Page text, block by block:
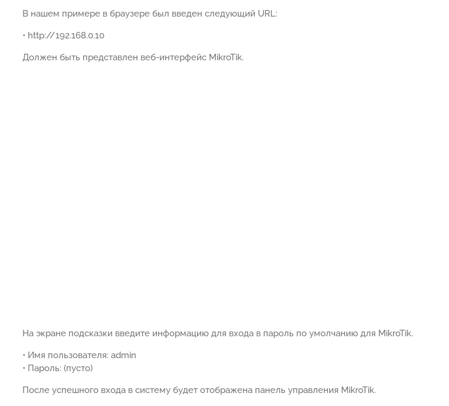
В нашем примере в браузере был введен следующий URL:
• http://192.168.0.10
Должен быть представлен веб-интерфейс MikroTik.
На экране подсказки введите информацию для входа в пароль по умолчанию для MikroTik.
• Имя пользователя: admin
• Пароль: (пусто)
После успешного входа в систему будет отображена панель управления MikroTik.